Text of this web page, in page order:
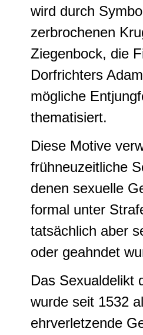
wird durch
zerbrochenen
Ziegenbock, die
Dorfrichters
mögliche
thematisiert.
Diese Motive
frühneuzeitliche
denen sexuelle
formal unter
tatsächlich aber
oder geahndet
Das Sexualdelikt
wurde seit 1532
ehrverletzende